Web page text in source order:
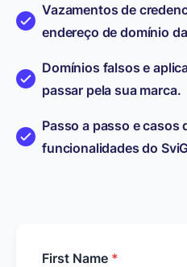
Vazamentos de
endereço de domínio
Domínios falsos e
passar pela sua marca.
Passo a passo e casos
funcionalidades do
First Name *